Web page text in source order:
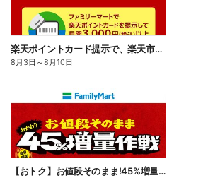
楽天ポイントカード提示で、楽天市場でのお買い物がおトクに!
8月3日 ～8月10日
【おトク】お値段そのまま!45%増量作戦!